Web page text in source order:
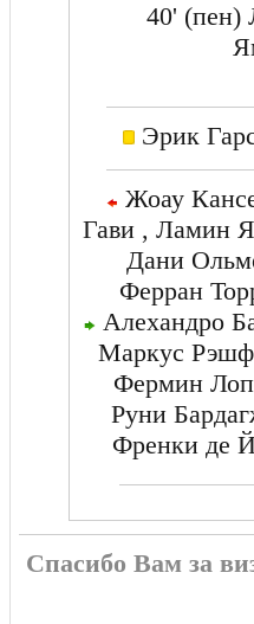
40' (пен)
Эрик
Жоау
Гави , Ламин
Дани
Ферран
Алехандро
Маркус
Фермин
Руни
Френки де
Спасибо Вам за